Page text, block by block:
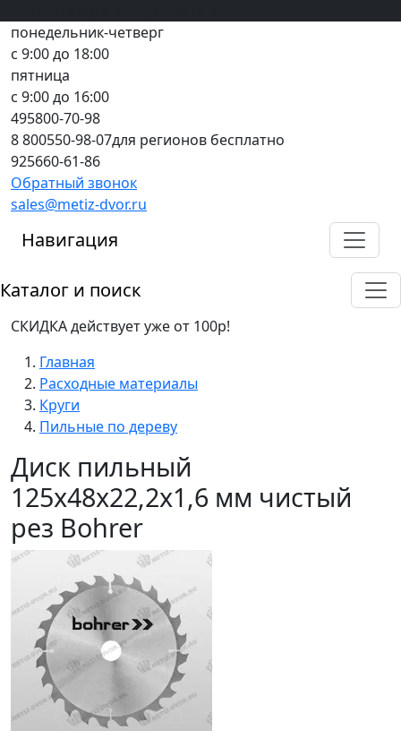
понедельник-четверг
с 9:00 до 18:00
пятница
с 9:00 до 16:00
495800-70-98
8 800550-98-07для регионов бесплатно
925660-61-86
Обратный звонок
sales@metiz-dvor.ru
Навигация
Каталог и поиск
СКИДКА действует уже от 100р!
Главная
Расходные материалы
Круги
Пильные по дереву
Диск пильный
125х48х22,2х1,6 мм чистый
рез Bohrer